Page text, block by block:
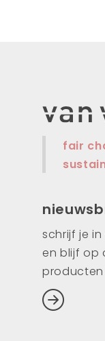
fair
schrijf je
en blijf op
producten